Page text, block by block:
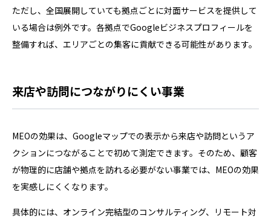
ただし、全国展開していても拠点ごとに対面サービスを提供して
いる場合は例外です。各拠点でGoogleビジネスプロフィールを
整備すれば、エリアごとの集客に貢献できる可能性があります。
来店や訪問につながりにくい事業
MEOの効果は、Googleマップでの表示から来店や訪問というア
クションにつながることで初めて測定できます。そのため、顧客
が物理的に店舗や拠点を訪れる必要がない事業では、MEOの効果
を実感しにくくなります。
具体的には、オンライン完結型のコンサルティング、リモート対